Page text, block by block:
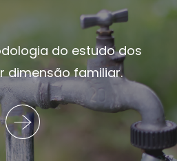
do estudo dos
dimensão familiar.